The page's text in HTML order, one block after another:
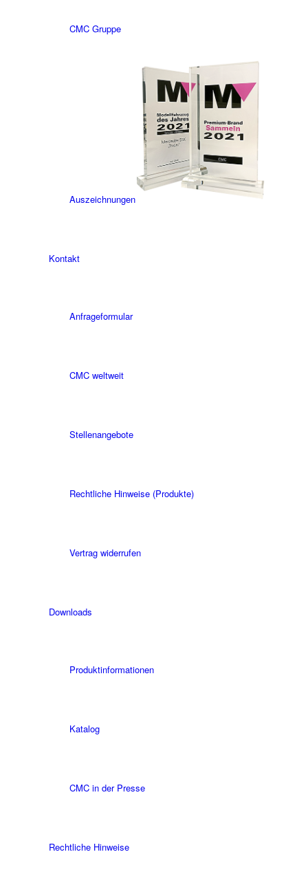
CMC Gruppe
Auszeichnungen
Kontakt
Anfrageformular
CMC weltweit
Stellenangebote
Rechtliche Hinweise (Produkte)
Vertrag widerrufen
Downloads
Produktinformationen
Katalog
CMC in der Presse
Rechtliche Hinweise